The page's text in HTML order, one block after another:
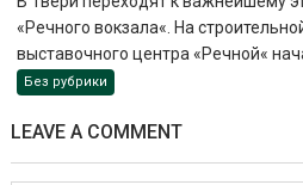
«Речного вокзала«. На
выставочного центра «Речной«
Без рубрики
LEAVE A COMMENT